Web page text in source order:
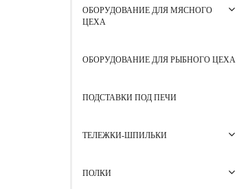
ОБОРУДОВАНИЕ ДЛЯ МЯСНОГО
ЦЕХА
ОБОРУДОВАНИЕ ДЛЯ РЫБНОГО ЦЕХА
ПОДСТАВКИ ПОД ПЕЧИ
ТЕЛЕЖКИ-ШПИЛЬКИ
ПОЛКИ